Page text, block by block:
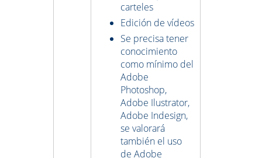
carteles
Edición de vídeos
Se precisa tener
conocimiento
como mínimo del
Adobe
Photoshop,
Adobe Ilustrator,
Adobe Indesign,
se valorará
también el uso
de Adobe